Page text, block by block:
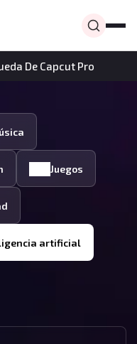
De Capcut Pro
Juegos
artificial